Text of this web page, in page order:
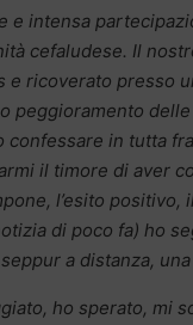
e intensa
cefaludese. Il
e ricoverato presso
peggioramento
confessare in tutta
il timore di aver
l’esito
di poco fa) ho
a distanza,
ho sperato, mi